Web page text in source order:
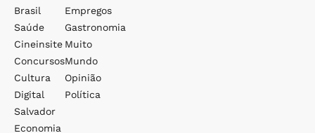
Brasil
Saúde
Cineinsite
Concursos
Cultura
Digital
Salvador
Economia
Empregos
Gastronomia
Muito
Mundo
Opinião
Política